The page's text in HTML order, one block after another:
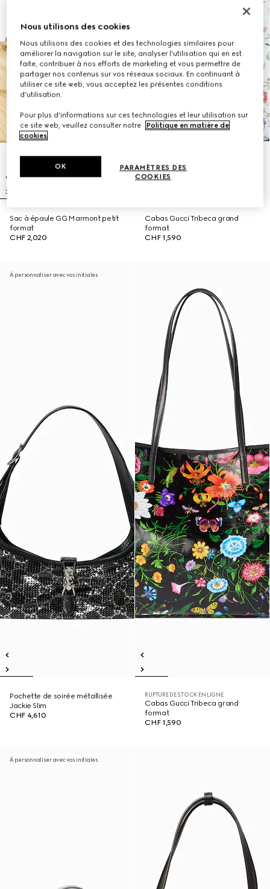
Sac à épaule GG Marmont petit
format
CHF 2,020
Cabas Gucci Tribeca grand
format
CHF 1,590
À personnaliser avec vos initiales
Pochette de soirée métallisée
Jackie Slim
CHF 4,610
RUPTURE DE STOCK EN LIGNE
Cabas Gucci Tribeca grand
format
CHF 1,590
À personnaliser avec vos initiales
Nous utilisons des cookies
Nous utilisons des cookies et des technologies similaires pour
améliorer la navigation sur le site, analyser l'utilisation qui en est
faite, contribuer à nos efforts de marketing et vous permettre de
partager nos contenus sur vos réseaux sociaux. En continuant à
utiliser ce site web, vous acceptez les présentes conditions
d'utilisation.
Pour plus d'informations sur ces technologies et leur utilisation sur
ce site web, veuillez consulter notre
Politique en matière de
cookies.
PARAMÈTRES DES
COOKIES
OK